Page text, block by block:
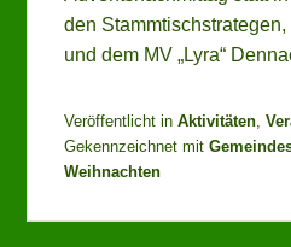
den
und dem MV „Lyra“
Veröffentlicht in Aktivitäten,
Gekennzeichnet mit
Weihnachten